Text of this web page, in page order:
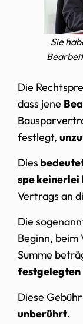
Sie
Die
dass jene
festlegt,
Dies
spe keinerlei
Vertrags an
Die
Beginn, beim
Summe
festgelegten
Diese Gebühr
unberührt.